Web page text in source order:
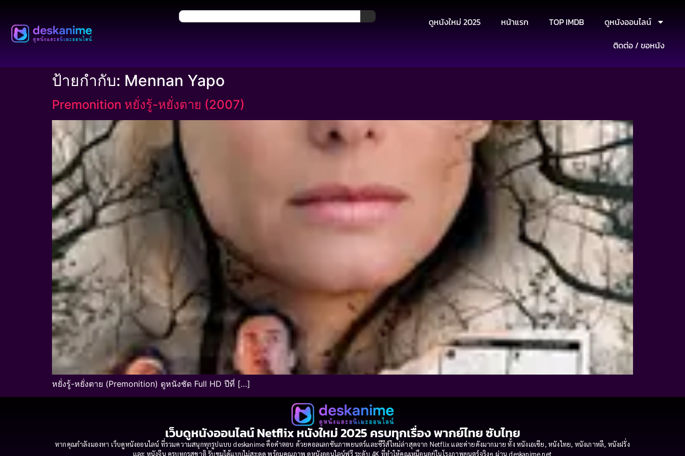
ดูหนังใหม่ 2025 หน้าแรก TOP IMDB
ดูหนังออนไลน์
ติดต่อ / ขอหนัง
ป้ายกำกับ: Mennan Yapo
Premonition หยั่งรู้-หยั่งตาย (2007)
หยั่งรู้-หยั่งตาย (Premonition) ดูหนังชัด Full HD ปีที่ […]
เว็บดูหนังออนไลน์ Netflix หนังใหม่ 2025 ครบทุกเรื่อง พากย์ไทย ซับไทย
หากคุณกำลังมองหา เว็บดูหนังออนไลน์ ที่รวมความสนุกทุกรูปแบบ deskanime คือคำตอบ ด้วยคอลเลกชันภาพยนตร์และซีรีส์ใหม่ล่าสุดจาก Netflix และค่ายดังมากมาย ทั้ง หนังเอเชีย, หนังไทย, หนังเกาหลี, หนังฝรั่ง
และ หนังจีน ครบทุกรสชาติ รับชมได้แบบไม่สะดุด พร้อมคุณภาพ ดูหนังออนไลน์ฟรี ระดับ 4K ที่ทำให้คุณเหมือนอยู่ในโรงภาพยนตร์จริงๆ ผ่าน deskanime.net